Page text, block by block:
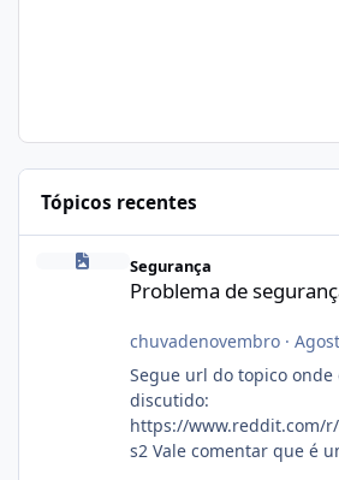
Tópicos recentes
Problema de segurança no csf
Segurança
Problema de
chuvadenovembro·
Segue url do topico onde
discutido:
https://www.reddit.com/
s2 Vale comentar que é